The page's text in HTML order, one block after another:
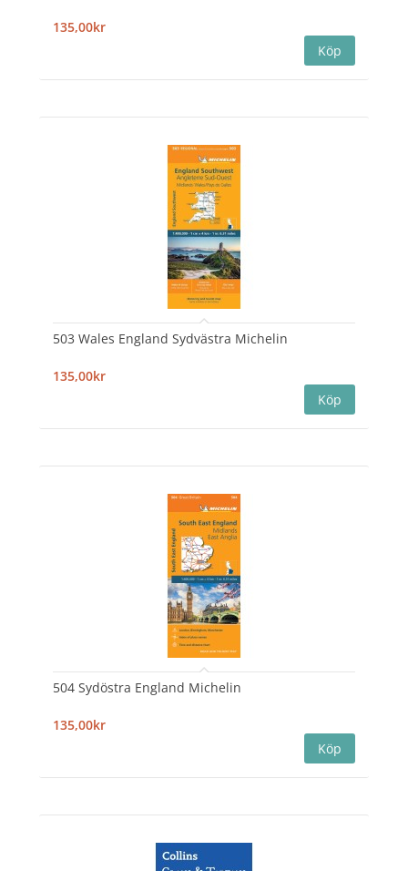
135,00kr
503 Wales England Sydvästra Michelin
135,00kr
504 Sydöstra England Michelin
135,00kr